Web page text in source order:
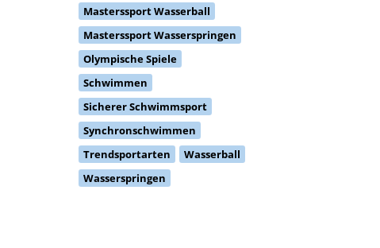
Masterssport Wasserball
Masterssport Wasserspringen
Olympische Spiele
Schwimmen
Sicherer Schwimmsport
Synchronschwimmen
Trendsportarten
Wasserball
Wasserspringen